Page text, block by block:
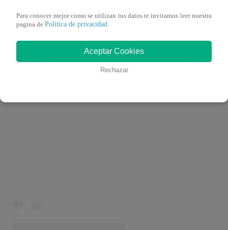
Para conocer mejor como se utilizan tus datos te invitamos leer nuestra
pagina de Política de privacidad
Aceptar Cookies
Rechazar